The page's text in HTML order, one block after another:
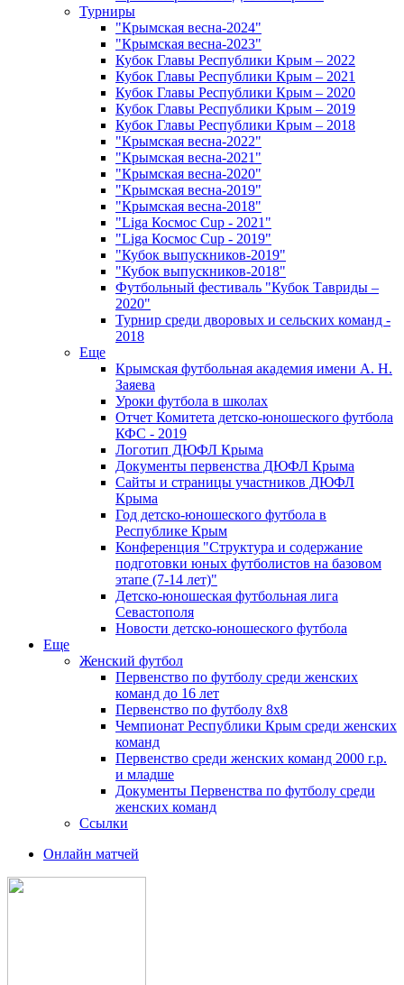
Турниры
"Крымская весна-2024"
"Крымская весна-2023"
Кубок Главы Республики Крым – 2022
Кубок Главы Республики Крым – 2021
Кубок Главы Республики Крым – 2020
Кубок Главы Республики Крым – 2019
Кубок Главы Республики Крым – 2018
"Крымская весна-2022"
"Крымская весна-2021"
"Крымская весна-2020"
"Крымская весна-2019"
"Крымская весна-2018"
"Liga Космос Cup - 2021"
"Liga Космос Cup - 2019"
"Кубок выпускников-2019"
"Кубок выпускников-2018"
Футбольный фестиваль "Кубок Тавриды –
2020"
Турнир среди дворовых и сельских команд -
2018
Еще
Крымская футбольная академия имени А. Н.
Заяева
Уроки футбола в школах
Отчет Комитета детско-юношеского футбола
КФС - 2019
Логотип ДЮФЛ Крыма
Документы первенства ДЮФЛ Крыма
Сайты и страницы участников ДЮФЛ
Крыма
Год детско-юношеского футбола в
Республике Крым
Конференция "Структура и содержание
подготовки юных футболистов на базовом
этапе (7-14 лет)"
Детско-юношеская футбольная лига
Севастополя
Новости детско-юношеского футбола
Еще
Женский футбол
Первенство по футболу среди женских
команд до 16 лет
Первенство по футболу 8х8
Чемпионат Республики Крым среди женских
команд
Первенство среди женских команд 2000 г.р.
и младше
Документы Первенства по футболу среди
женских команд
Ссылки
Онлайн матчей